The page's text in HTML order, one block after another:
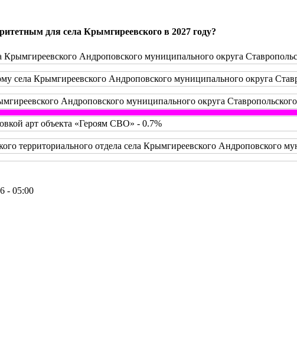
для села Крымгиреевского в 2027 году?
Андроповского муниципального округа
села Крымгиреевского Андроповского муниципального округа
Андроповского муниципального округа
арт объекта «Героям СВО» - 0.7%
территориального отдела села Крымгиреевского Андроповского
- 05:00